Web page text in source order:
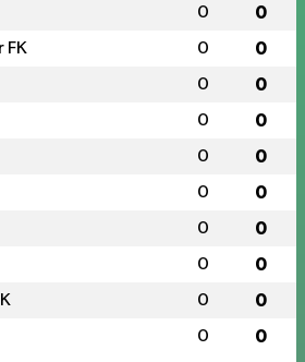
0 0
FK 0 0
0 0
0 0
0 0
0 0
0 0
0 0
0 0
0 0